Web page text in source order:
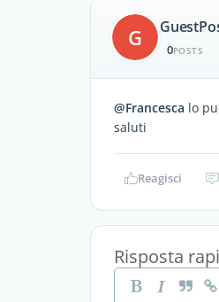
G 0POSTS
@Francesca lo
saluti
Reagisci
Risposta